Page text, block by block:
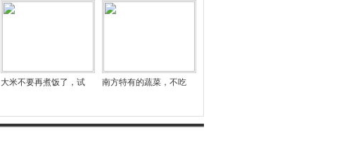
大米不要再煮饭了，试 南方特有的蔬菜，不吃